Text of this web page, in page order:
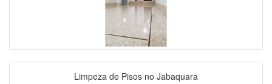
Limpeza de Pisos no Jabaquara